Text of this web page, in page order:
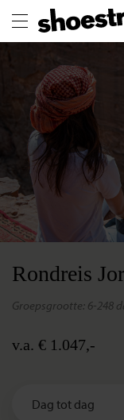
Rondreis
v.a. € 1.047,-
groepsgrootte: 6-24 8